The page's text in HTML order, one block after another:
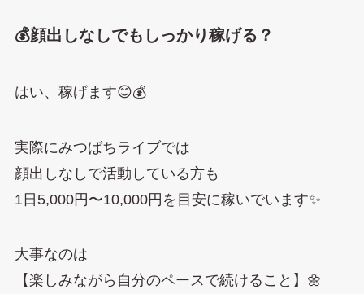
💰顔出しなしでもしっかり稼げる？
はい、稼げます😊💰
実際にみつばちライブでは
顔出しなしで活動している方も
1日5,000円〜10,000円を目安に稼いでいます✨
大事なのは
【楽しみながら自分のペースで続けること】🌼